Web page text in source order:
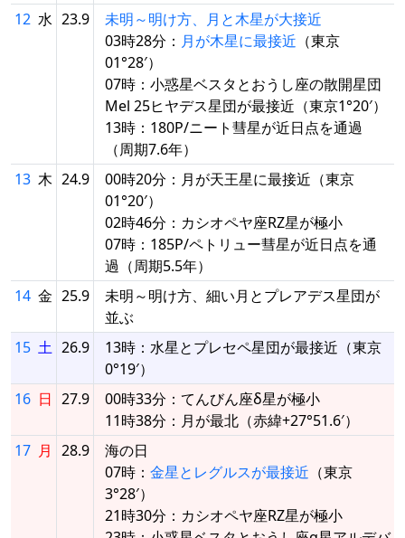
12 水 23.9
未明～明け方、月と木星が大接近
03時28分： 月が木星に最接近 （東京
01°28′）
07時：小惑星ベスタとおうし座の散開星団
Mel 25ヒヤデス星団が最接近（東京1°20′）
13時：180P/ニート彗星が近日点を通過
（周期7.6年）
13 木 24.9
00時20分：月が天王星に最接近（東京
01°20′）
02時46分：カシオペヤ座RZ星が極小
07時：185P/ペトリュー彗星が近日点を通
過（周期5.5年）
14 金 25.9
未明～明け方、細い月とプレアデス星団が
並ぶ
15 土 26.9
13時：水星とプレセペ星団が最接近（東京
0°19′）
16 日 27.9
00時33分：てんびん座δ星が極小
11時38分：月が最北（赤緯+27°51.6′）
17 月 28.9
海の日
07時： 金星とレグルスが最接近 （東京
3°28′）
21時30分：カシオペヤ座RZ星が極小